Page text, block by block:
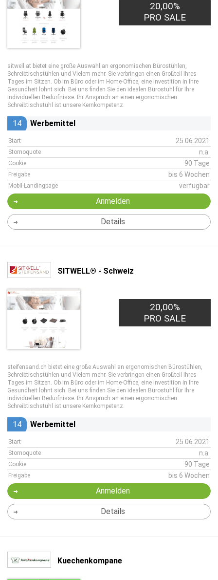
20,00%
PRO SALE
sitwell.at bietet eine große Auswahl an ergonomischen Bürostühlen,
Schreibtischstühlen und Vielem mehr. Sie verbringen einen Großteil Ihres
Tages im Sitzen. Ob im Büro oder im Home-Office, eine Investition in Ihre
Gesundheit lohnt sich. Bei uns finden Sie den idealen Bürostuhl für Ihre
individuellen Bedürfnisse. Ihr Anspruch an einen ergonomischen
Schreibtischstuhl ist unsere Kernkompetenz.
14 Werbemittel
Start 25.06.2021
Stornoquote n.a.
Cookie 90 Tage
Freigabe bis 6 Wochen
Mobil-Landingpage verfügbar
Anmelden
Details
SITWELL® - Schweiz
20,00%
PRO SALE
steifensand.ch bietet eine große Auswahl an ergonomischen Bürostühlen,
Schreibtischstühlen und Vielem mehr. Sie verbringen einen Großteil Ihres
Tages im Sitzen. Ob im Büro oder im Home-Office, eine Investition in Ihre
Gesundheit lohnt sich. Bei uns finden Sie den idealen Bürostuhl für Ihre
individuellen Bedürfnisse. Ihr Anspruch an einen ergonomischen
Schreibtischstuhl ist unsere Kernkompetenz.
14 Werbemittel
Start 25.06.2021
Stornoquote n.a.
Cookie 90 Tage
Freigabe bis 6 Wochen
Anmelden
Details
Kuechenkompane